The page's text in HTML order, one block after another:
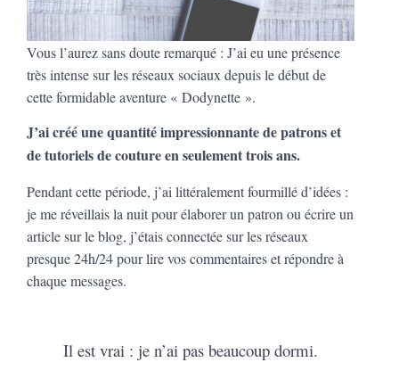
Vous l’aurez sans doute remarqué : J’ai eu une présence
très intense sur les réseaux sociaux depuis le début de
cette formidable aventure « Dodynette ».
J’ai créé une quantité impressionnante de patrons et
de tutoriels de couture en seulement trois ans.
Pendant cette période, j’ai littéralement fourmillé d’idées :
je me réveillais la nuit pour élaborer un patron ou écrire un
article sur le blog, j’étais connectée sur les réseaux
presque 24h/24 pour lire vos commentaires et répondre à
chaque messages.
Il est vrai : je n’ai pas beaucoup dormi.